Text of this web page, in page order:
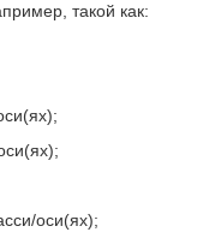
такой как:
оси(ях);